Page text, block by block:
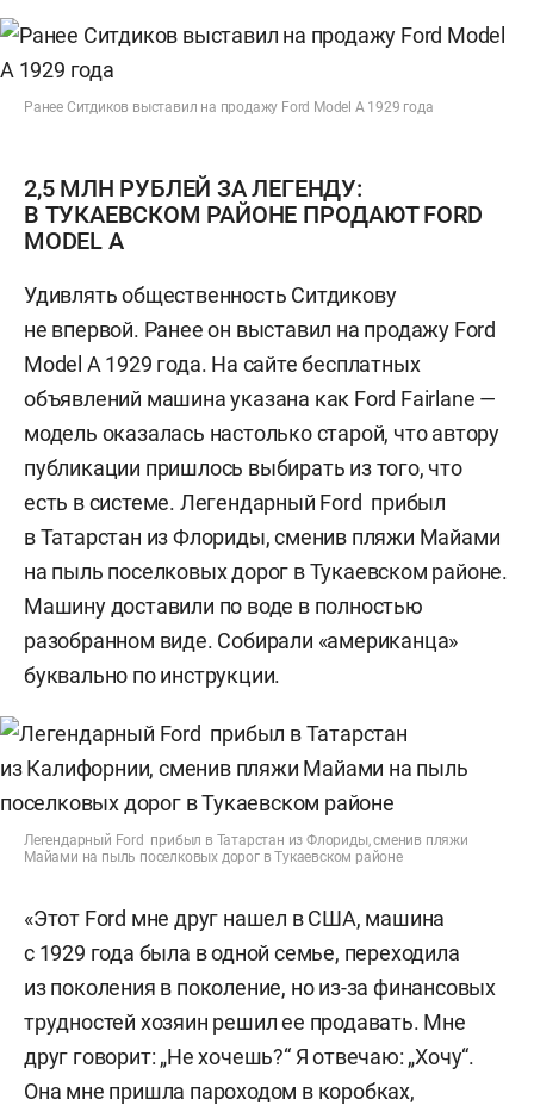
Ранее Ситдиков выставил на продажу Ford Model A 1929 года
2,5 МЛН РУБЛЕЙ ЗА ЛЕГЕНДУ:
В ТУКАЕВСКОМ РАЙОНЕ ПРОДАЮТ FORD
MODEL A
Удивлять общественность Ситдикову
не впервой. Ранее он выставил на продажу Ford
Model A 1929 года. На сайте бесплатных
объявлений машина указана как Ford Fairlane —
модель оказалась настолько старой, что автору
публикации пришлось выбирать из того, что
есть в системе. Легендарный Ford прибыл
в Татарстан из Флориды, сменив пляжи Майами
на пыль поселковых дорог в Тукаевском районе.
Машину доставили по воде в полностью
разобранном виде. Собирали «американца»
буквально по инструкции.
Легендарный Ford прибыл в Татарстан из Флориды, сменив пляжи
Майами на пыль поселковых дорог в Тукаевском районе
«Этот Ford мне друг нашел в США, машина
с 1929 года была в одной семье, переходила
из поколения в поколение, но из-за финансовых
трудностей хозяин решил ее продавать. Мне
друг говорит: „Не хочешь?“ Я отвечаю: „Хочу“.
Она мне пришла пароходом в коробках,